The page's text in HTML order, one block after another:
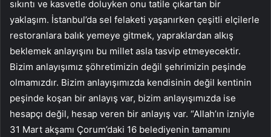
sıkıntı ve kasvetle doluyken onu tatile çıkartan bir
yaklaşım. İstanbul’da sel felaketi yaşanırken çeşitli elçilerle
restoranlara balık yemeye gitmek, yapraklardan alkış
beklemek anlayışını bu millet asla tasvip etmeyecektir.
Bizim anlayışımız şöhretimizin değil şehrimizin peşinde
olmamızdır. Bizim anlayışımızda kendisinin değil kentinin
peşinde koşan bir anlayış var, bizim anlayışımızda ise
hesapçı değil, hesap veren bir anlayış var. “Allah’ın izniyle
31 Mart akşamı Çorum’daki 16 belediyenin tamamını